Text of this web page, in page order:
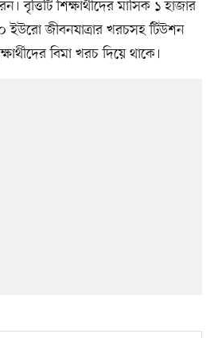
শিক্ষার্থীদের মাসিক ১ হাজার
ইউরো জীবনযাত্রার খরচসহ টিউশন
বিমা খরচ দিয়ে থাকে।